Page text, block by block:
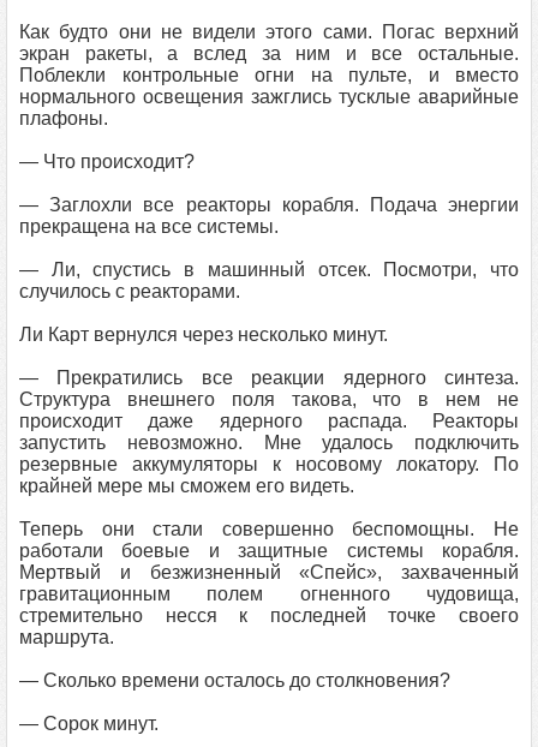
Как будто они не видели этого сами. Погас верхний
экран ракеты, а вслед за ним и все остальные.
Поблекли контрольные огни на пульте, и вместо
нормального освещения зажглись тусклые аварийные
плафоны.
— Что происходит?
— Заглохли все реакторы корабля. Подача энергии
прекращена на все системы.
— Ли, спустись в машинный отсек. Посмотри, что
случилось с реакторами.
Ли Карт вернулся через несколько минут.
— Прекратились все реакции ядерного синтеза.
Структура внешнего поля такова, что в нем не
происходит даже ядерного распада. Реакторы
запустить невозможно. Мне удалось подключить
резервные аккумуляторы к носовому локатору. По
крайней мере мы сможем его видеть.
Теперь они стали совершенно беспомощны. Не
работали боевые и защитные системы корабля.
Мертвый и безжизненный «Спейс», захваченный
гравитационным полем огненного чудовища,
стремительно несся к последней точке своего
маршрута.
— Сколько времени осталось до столкновения?
— Сорок минут.